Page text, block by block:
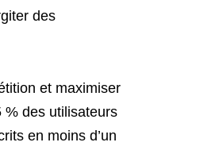
des
et maximiser
% des utilisateurs
en moins d’un